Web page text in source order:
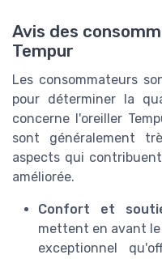
Avis des
Tempur
Les consommateurs
pour déterminer la
concerne l'oreiller
sont généralement
aspects qui
améliorée.
Confort et
mettent en avant
exceptionnel